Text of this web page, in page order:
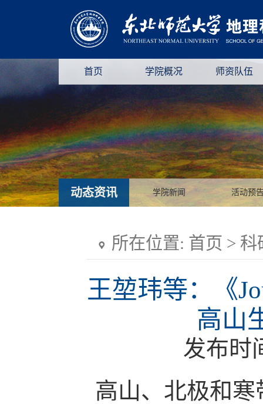
首页 学院概况 师资队伍
动态资讯 学院新闻 活动预
所在位置: 首页 > 科
王堃玮等：《
高山
发布时
高山、北极和